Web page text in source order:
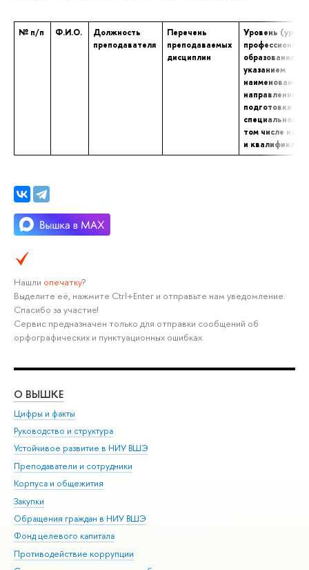
№ п/п Ф.И.О.
Должность
преподавателя
Перечень
преподаваемых
дисциплин
Уровень
образования с
указанием
наименования
направления
подготовки и
том числе
и
Нашли опечатку?
Выделите её, нажмите Ctrl+Enter и отправьте нам уведомление.
Спасибо за участие!
Сервис предназначен только для отправки сообщений об
орфографических и пунктуационных ошибках.
О ВЫШКЕ
Цифры и факты
Руководство и структура
Устойчивое развитие в НИУ ВШЭ
Преподаватели и сотрудники
Корпуса и общежития
Закупки
Обращения граждан в НИУ ВШЭ
Фонд целевого капитала
Противодействие коррупции